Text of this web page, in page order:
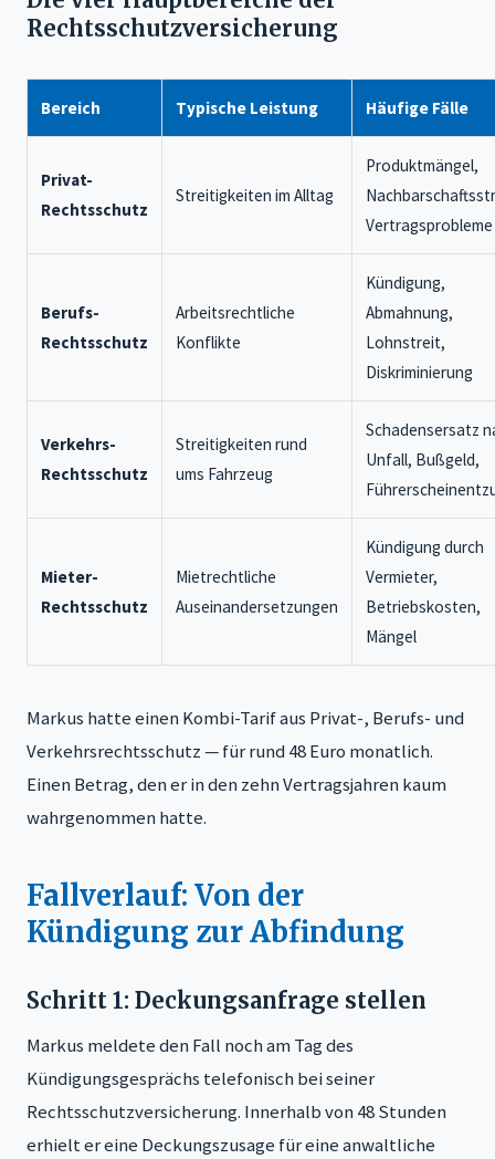
Rechtsschutzversicherung
Bereich Typische Leistung Häufige Fälle
Privat-
Rechtsschutz
Streitigkeiten im Alltag
Produktmängel,
Vertragsprobleme
Berufs-
Rechtsschutz
Arbeitsrechtliche
Konflikte
Kündigung,
Abmahnung,
Lohnstreit,
Diskriminierung
Verkehrs-
Rechtsschutz
Streitigkeiten rund
ums Fahrzeug
Schadensersatz
Unfall, Bußgeld,
Mieter-
Rechtsschutz
Mietrechtliche
Auseinandersetzungen
Kündigung durch
Vermieter,
Betriebskosten,
Mängel
Markus hatte einen Kombi-Tarif aus Privat-, Berufs- und
Verkehrsrechtsschutz — für rund 48 Euro monatlich.
Einen Betrag, den er in den zehn Vertragsjahren kaum
wahrgenommen hatte.
Fallverlauf: Von der
Kündigung zur Abfindung
Schritt 1: Deckungsanfrage stellen
Markus meldete den Fall noch am Tag des
Kündigungsgesprächs telefonisch bei seiner
Rechtsschutzversicherung. Innerhalb von 48 Stunden
erhielt er eine Deckungszusage für eine anwaltliche